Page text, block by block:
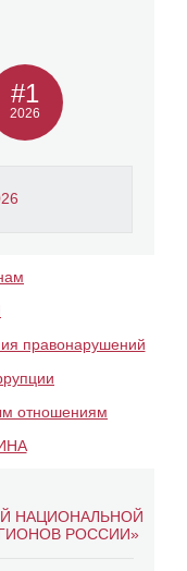
#1
2026
НАЦИОНАЛЬНОЙ
РОССИИ»